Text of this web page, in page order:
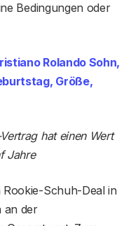
Bedingungen oder
Rolando Sohn,
Größe,
hat einen Wert
Jahre
Schuh-Deal in
an der